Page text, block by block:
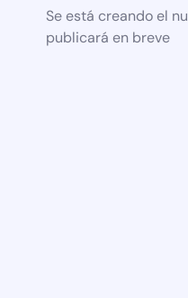
Se está creando el
publicará en breve